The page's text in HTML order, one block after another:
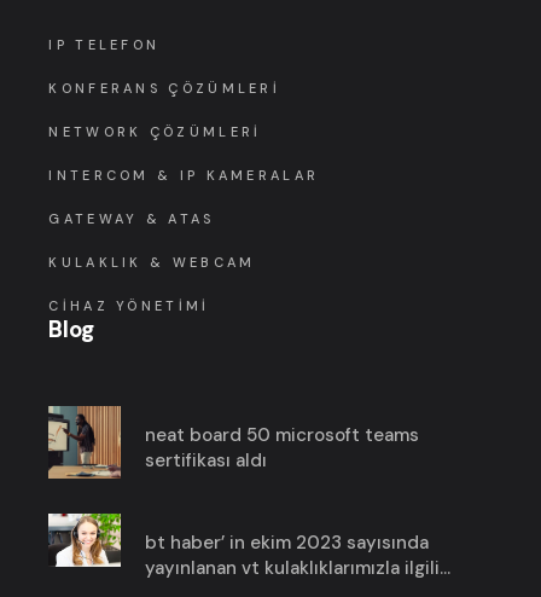
IP TELEFON
KONFERANS ÇÖZÜMLERI
NETWORK ÇÖZÜMLERI
INTERCOM & IP KAMERALAR
GATEWAY & ATAS
KULAKLIK & WEBCAM
CIHAZ YÖNETIMI
Blog
neat board 50 microsoft teams
sertifikası aldı
bt haber’ in ekim 2023 sayısında
yayınlanan vt kulaklıklarımızla ilgili